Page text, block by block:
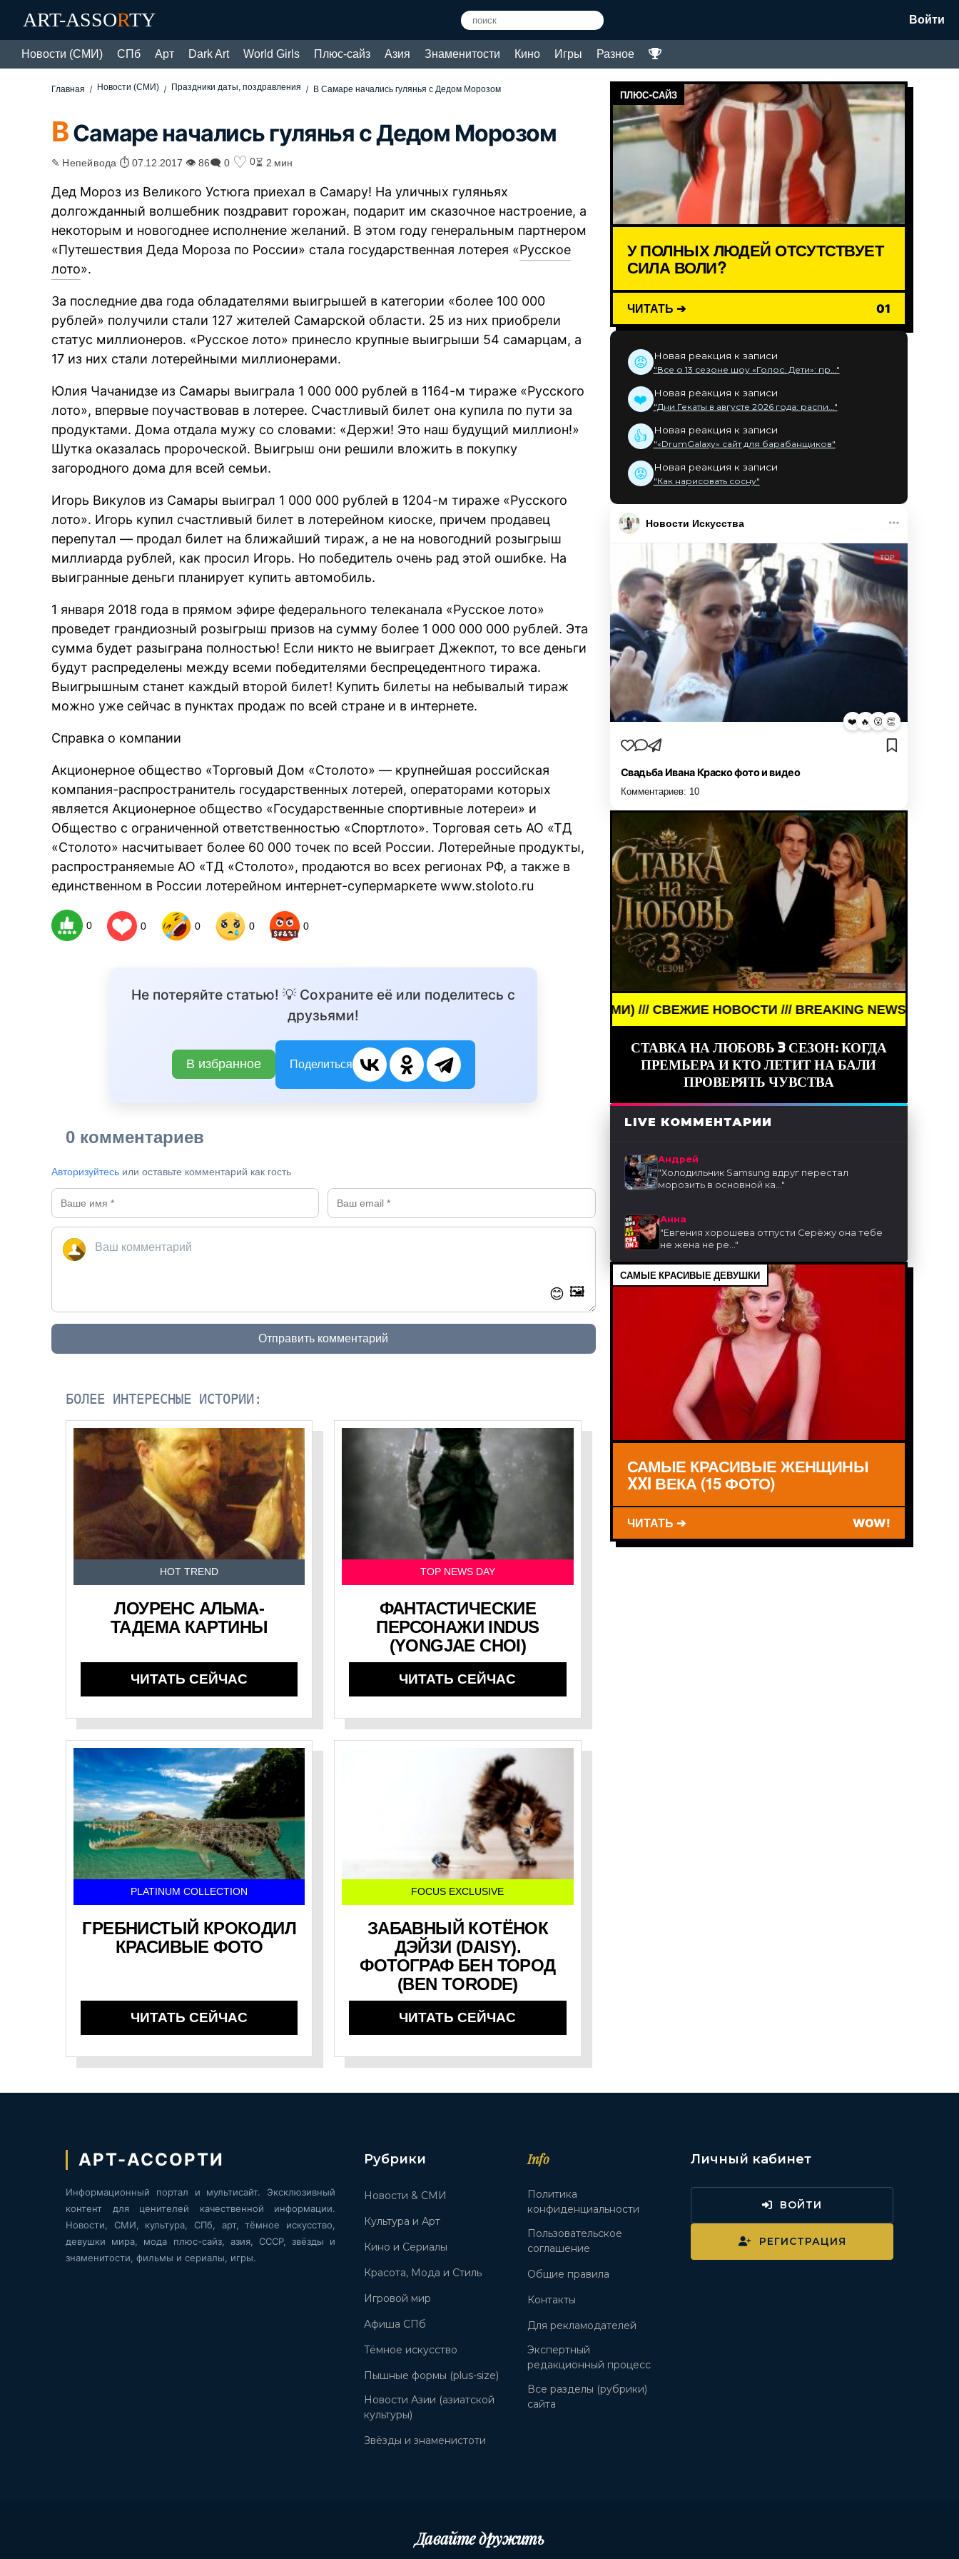
ART-ASSORTY Войти
Новости (СМИ) СПб Арт Dark Art World Girls Плюс-сайз Азия Знаменитости Кино Игры Разное
Главная Новости (СМИ) Праздники даты, поздравления В Самаре начались гулянья с Дедом Морозом
ВСамаре начались гулянья с Дедом Морозом
✎ Непейвода ⏱ 07.12.2017 👁 86🗨 0 ♡ 0⏳ 2 мин
Дед Мороз из Великого Устюга приехал в Самару! На уличных гуляньях
долгожданный волшебник поздравит горожан, подарит им сказочное настроение, а
некоторым и новогоднее исполнение желаний. В этом году генеральным партнером
«Путешествия Деда Мороза по России» стала государственная лотерея «Русское
лото».
За последние два года обладателями выигрышей в категории «более 100 000
рублей» получили стали 127 жителей Самарской области. 25 из них приобрели
статус миллионеров. «Русское лото» принесло крупные выигрыши 54 самарцам, а
17 из них стали лотерейными миллионерами.
Юлия Чачанидзе из Самары выиграла 1 000 000 рублей в 1164-м тираже «Русского
лото», впервые поучаствовав в лотерее. Счастливый билет она купила по пути за
продуктами. Дома отдала мужу со словами: «Держи! Это наш будущий миллион!»
Шутка оказалась пророческой. Выигрыш они решили вложить в покупку
загородного дома для всей семьи.
Игорь Викулов из Самары выиграл 1 000 000 рублей в 1204-м тираже «Русского
лото». Игорь купил счастливый билет в лотерейном киоске, причем продавец
перепутал — продал билет на ближайший тираж, а не на новогодний розыгрыш
миллиарда рублей, как просил Игорь. Но победитель очень рад этой ошибке. На
выигранные деньги планирует купить автомобиль.
1 января 2018 года в прямом эфире федерального телеканала «Русское лото»
проведет грандиозный розыгрыш призов на сумму более 1 000 000 000 рублей. Эта
сумма будет разыграна полностью! Если никто не выиграет Джекпот, то все деньги
будут распределены между всеми победителями беспрецедентного тиража.
Выигрышным станет каждый второй билет! Купить билеты на небывалый тираж
можно уже сейчас в пунктах продаж по всей стране и в интернете.
Справка о компании
Акционерное общество «Торговый Дом «Столото» — крупнейшая российская
компания-распространитель государственных лотерей, операторами которых
является Акционерное общество «Государственные спортивные лотереи» и
Общество с ограниченной ответственностью «Спортлото». Торговая сеть АО «ТД
«Столото» насчитывает более 60 000 точек по всей России. Лотерейные продукты,
распространяемые АО «ТД «Столото», продаются во всех регионах РФ, а также в
единственном в России лотерейном интернет-супермаркете www.stoloto.ru
0 0 0 0 0
Не потеряйте статью! 💡 Сохраните её или поделитесь с
друзьями!
В избранное Поделиться
0 комментариев
Авторизуйтесь или оставьте комментарий как гость
😊 🖼️
Отправить комментарий
БОЛЕЕ ИНТЕРЕСНЫЕ ИСТОРИИ:
HOT TREND
ЛОУРЕНС АЛЬМА-
ТАДЕМА КАРТИНЫ
ЧИТАТЬ СЕЙЧАС
TOP NEWS DAY
ФАНТАСТИЧЕСКИЕ
ПЕРСОНАЖИ INDUS
(YONGJAE CHOI)
ЧИТАТЬ СЕЙЧАС
PLATINUM COLLECTION
ГРЕБНИСТЫЙ КРОКОДИЛ
КРАСИВЫЕ ФОТО
ЧИТАТЬ СЕЙЧАС
FOCUS EXCLUSIVE
ЗАБАВНЫЙ КОТЁНОК
ДЭЙЗИ (DAISY).
ФОТОГРАФ БЕН ТОРОД
(BEN TORODE)
ЧИТАТЬ СЕЙЧАС
ПЛЮС-САЙЗ
У ПОЛНЫХ ЛЮДЕЙ ОТСУТСТВУЕТ
СИЛА ВОЛИ?
ЧИТАТЬ ➔ 01
😡 Новая реакция к записи
"Все о 13 сезоне шоу «Голос. Дети»: пр..."
❤️ Новая реакция к записи
"Дни Гекаты в августе 2026 года: распи..."
👍 Новая реакция к записи
"«DrumGalaxy» сайт для барабанщиков"
😡 Новая реакция к записи
"Как нарисовать сосну"
Новости Искусства
TOP
❤️ 🔥 😮 👏
Свадьба Ивана Краско фото и видео
Комментариев: 10
BREAKING NEWS /// НОВОСТИ (СМИ) /// СВЕЖИЕ НОВОСТИ /// BREAKING NEWS /// НОВОСТИ
СТАВКА НА ЛЮБОВЬ 3 СЕЗОН: КОГДА
ПРЕМЬЕРА И КТО ЛЕТИТ НА БАЛИ
ПРОВЕРЯТЬ ЧУВСТВА
LIVE КОММЕНТАРИИ
Андрей
"Холодильник Samsung вдруг перестал
морозить в основной ка..."
Анна
"Евгения хорошева отпусти Серёжу она тебе
не жена не ре..."
САМЫЕ КРАСИВЫЕ ДЕВУШКИ
САМЫЕ КРАСИВЫЕ ЖЕНЩИНЫ
XXI ВЕКА (15 ФОТО)
ЧИТАТЬ ➔ WOW!
АРТ-АССОРТИ
Информационный портал и мультисайт. Эксклюзивный
контент для ценителей качественной информации.
Новости, СМИ, культура, СПб, арт, тёмное искусство,
девушки мира, мода плюс-сайз, азия, СССР, звёзды и
знаменитости, фильмы и сериалы, игры.
Рубрики
Новости & СМИ
Культура и Арт
Кино и Сериалы
Красота, Мода и Стиль
Игровой мир
Афиша СПб
Тёмное искусство
Пышные формы (plus-size)
Новости Азии (азиатской
культуры)
Звёзды и знаменистоти
Info
Политика
конфиденциальности
Пользовательское
соглашение
Общие правила
Контакты
Для рекламодателей
Экспертный
редакционный процесс
Все разделы (рубрики)
сайта
Личный кабинет
ВОЙТИ
РЕГИСТРАЦИЯ
Давайте дружить